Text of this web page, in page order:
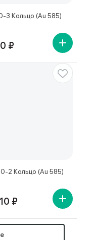
3 Кольцо (Au 585)
₽
2 Кольцо (Au 585)
₽